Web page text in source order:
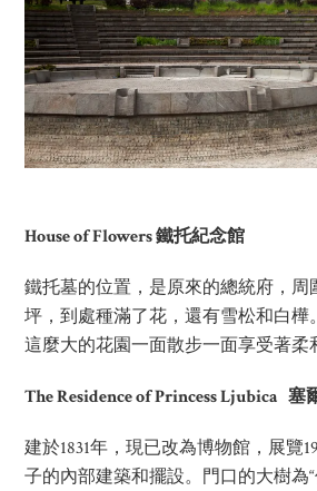
House of Flowers 鐵托紀念館
鐵托墓的位置，是原來的總統府，周
坪，到處種滿了花，還有雪松和白樺
這麼大的花園一面散步一面享受著柔
The Residence of Princess Ljubica 塞
建於1831年，現已改為博物館，展覽
子的內部建築和擺設。門口的大樹為